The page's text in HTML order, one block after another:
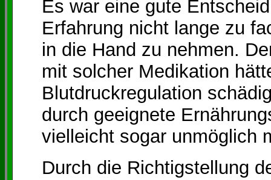
Es war eine gute
Erfahrung nicht lange zu
in die Hand zu nehmen.
mit solcher Medikation
Blutdruckregulation
durch geeignete
vielleicht sogar unmöglich
Durch die Richtigstellung